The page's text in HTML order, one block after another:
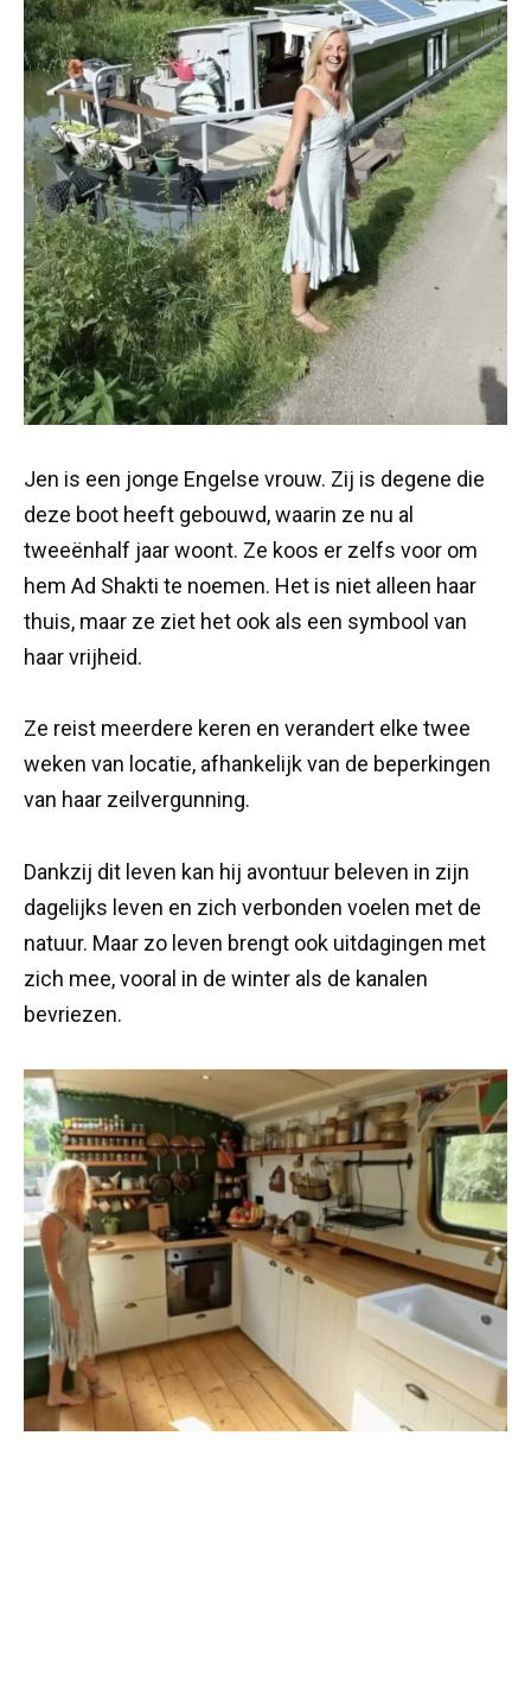
Jen is een jonge Engelse vrouw. Zij is degene die
deze boot heeft gebouwd, waarin ze nu al
tweeënhalf jaar woont. Ze koos er zelfs voor om
hem Ad Shakti te noemen. Het is niet alleen haar
thuis, maar ze ziet het ook als een symbool van
haar vrijheid.
Ze reist meerdere keren en verandert elke twee
weken van locatie, afhankelijk van de beperkingen
van haar zeilvergunning.
Dankzij dit leven kan hij avontuur beleven in zijn
dagelijks leven en zich verbonden voelen met de
natuur. Maar zo leven brengt ook uitdagingen met
zich mee, vooral in de winter als de kanalen
bevriezen.